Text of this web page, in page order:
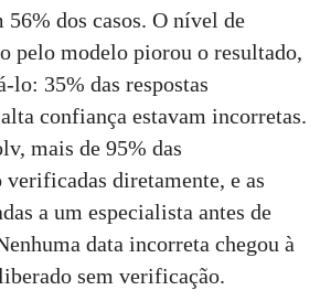
56% dos casos. O nível de
pelo modelo piorou o resultado,
lo: 35% das respostas
confiança estavam incorretas.
mais de 95% das
verificadas diretamente, e as
a um especialista antes de
data incorreta chegou à
sem verificação.